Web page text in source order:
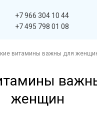
+7 966 304 10 44
+7 495 798 01 08
витамины важны для
женщин